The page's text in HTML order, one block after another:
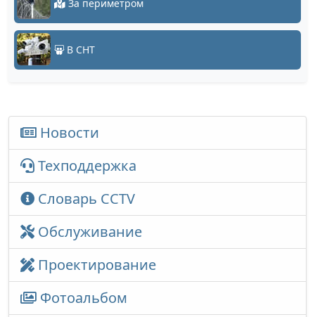
За периметром
В СНТ
Новости
Техподдержка
Словарь CCTV
Обслуживание
Проектирование
Фотоальбом